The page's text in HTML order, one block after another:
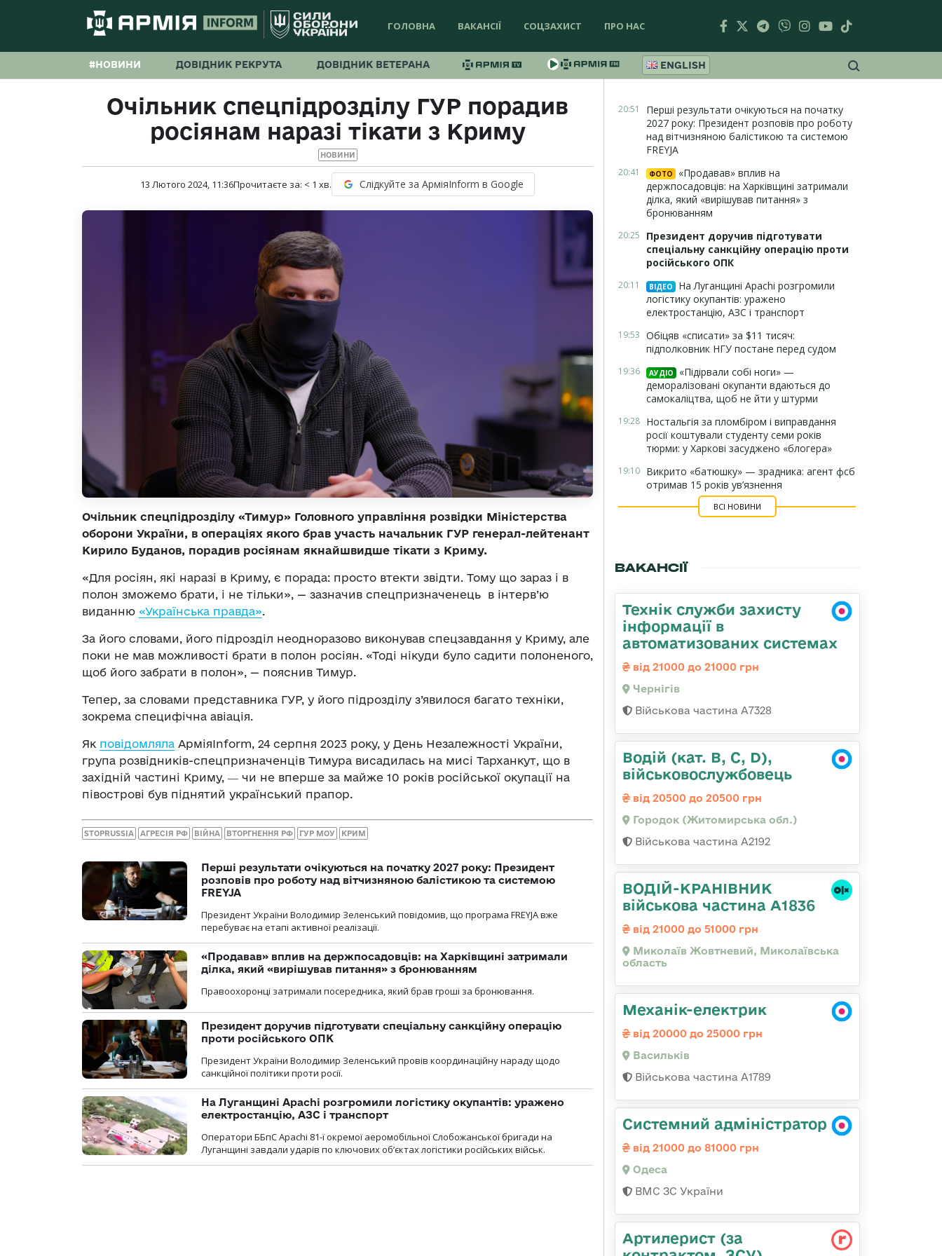
ГОЛОВНА ВАКАНСІЇ СОЦЗАХИСТ ПРО НАС
#НОВИНИ ДОВІДНИК РЕКРУТА ДОВІДНИК ВЕТЕРАНА ENGLISH
Очільник спецпідрозділу ГУР порадив
росіянам наразі тікати з Криму
НОВИНИ
13 Лютого 2024, 11:36Прочитаєте за: < 1 хв. Слідкуйте за АрміяInform в Google
Очільник спецпідрозділу «Тимур» Головного управління розвідки Міністерства
оборони України, в операціях якого брав участь начальник ГУР генерал-лейтенант
Кирило Буданов, порадив росіянам якнайшвидше тікати з Криму.
«Для росіян, які наразі в Криму, є порада: просто втекти звідти. Тому що зараз і в
полон зможемо брати, і не тільки», — зазначив спецпризначенець в інтерв’ю
виданню «Українська правда».
За його словами, його підрозділ неодноразово виконував спецзавдання у Криму, але
поки не мав можливості брати в полон росіян. «Тоді нікуди було садити полоненого,
щоб його забрати в полон», — пояснив Тимур.
Тепер, за словами представника ГУР, у його підрозділу з’явилося багато техніки,
зокрема специфічна авіація.
Як повідомляла АрміяInform, 24 серпня 2023 року, у День Незалежності України,
група розвідників-спецпризначенців Тимура висадилась на мисі Тарханкут, що в
західній частині Криму, ― чи не вперше за майже 10 років російської окупації на
півострові був піднятий український прапор.
STOPRUSSIA АГРЕСІЯ РФ ВІЙНА ВТОРГНЕННЯ РФ ГУР МОУ КРИМ
Перші результати очікуються на початку 2027 року: Президент
розповів про роботу над вітчизняною балістикою та системою
FREYJA
Президент України Володимир Зеленський повідомив, що програма FREYJA вже
перебуває на етапі активної реалізації.
«Продавав» вплив на держпосадовців: на Харківщині затримали
ділка, який «вирішував питання» з бронюванням
Правоохоронці затримали посередника, який брав гроші за бронювання.
Президент доручив підготувати спеціальну санкційну операцію
проти російського ОПК
Президент України Володимир Зеленський провів координаційну нараду щодо
санкційної політики проти росії.
На Луганщині Apachi розгромили логістику окупантів: уражено
електростанцію, АЗС і транспорт
Оператори ББпС Apachi 81-ї окремої аеромобільної Слобожанської бригади на
Луганщині завдали ударів по ключових об’єктах логістики російських військ.
20:51
Перші результати очікуються на початку
2027 року: Президент розповів про роботу
над вітчизняною балістикою та системою
FREYJA
20:41 ФОТО
«Продавав» вплив на
держпосадовців: на Харківщині затримали
ділка, який «вирішував питання» з
бронюванням
20:25
Президент доручив підготувати
спеціальну санкційну операцію проти
російського ОПК
20:11 ВІДЕО
На Луганщині Apachi розгромили
логістику окупантів: уражено
електростанцію, АЗС і транспорт
19:53 Обіцяв «списати» за $11 тисяч:
підполковник НГУ постане перед судом
19:36 АУДІО
«Підірвали собі ноги» —
деморалізовані окупанти вдаються до
самокаліцтва, щоб не йти у штурми
19:28 Ностальгія за пломбіром і виправдання
росії коштували студенту семи років
тюрми: у Харкові засуджено «блогера»
19:10 Викрито «батюшку» — зрадника: агент фсб
отримав 15 років ув’язнення
ВСІ НОВИНИ
ВАКАНСІЇ
Технік служби захисту
інформації в
автоматизованих системах
від 21000 до 21000 грн
Чернігів
Військова частина А7328
Водій (кат. B, C, D),
військовослужбовець
від 20500 до 20500 грн
Городок (Житомирська обл.)
Військова частина А2192
ВОДІЙ-КРАНІВНИК
військова частина А1836
від 21000 до 51000 грн
Миколаїв Жовтневий, Миколаївська
область
Механік-електрик
від 20000 до 25000 грн
Васильків
Військова частина А1789
Системний адміністратор
від 21000 до 81000 грн
Одеса
ВМС ЗС України
Артилерист (за